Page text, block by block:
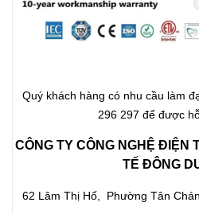
Quý khách hàng có nhu cầu làm
296 297 để được
CÔNG TY CÔNG NGHỆ ĐIỆN
TẾ ĐÔNG
62 Lâm Thị Hố, Phường Tân